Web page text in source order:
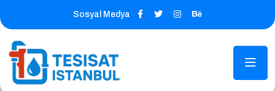
Sosyal Medya